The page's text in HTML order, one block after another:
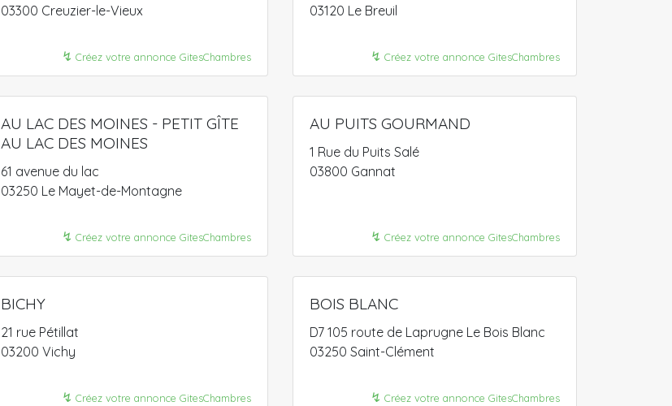
03300 Creuzier-le-Vieux
↯ Créez votre annonce GitesChambres
03120 Le Breuil
↯ Créez votre annonce GitesChambres
AU LAC DES MOINES - PETIT GÎTE
AU LAC DES MOINES
61 avenue du lac
03250 Le Mayet-de-Montagne
↯ Créez votre annonce GitesChambres
AU PUITS GOURMAND
1 Rue du Puits Salé
03800 Gannat
↯ Créez votre annonce GitesChambres
BICHY
21 rue Pétillat
03200 Vichy
↯ Créez votre annonce GitesChambres
BOIS BLANC
D7 105 route de Laprugne Le Bois Blanc
03250 Saint-Clément
↯ Créez votre annonce GitesChambres